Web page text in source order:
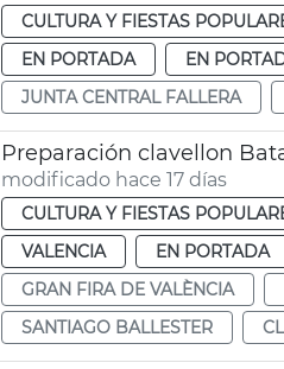
CULTURA Y FIESTAS
EN PORTADA
EN
JUNTA CENTRAL FALLERA
Preparación clavellon
modificado hace 17 días
CULTURA Y FIESTAS
VALENCIA
EN PORTADA
GRAN FIRA DE VALÈNCIA
SANTIAGO BALLESTER